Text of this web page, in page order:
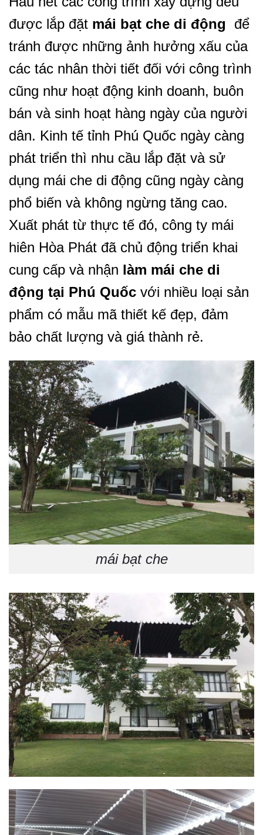
được lắp đặt mái bạt che di động
để
tránh được những ảnh hưởng xấu của
các tác nhân thời tiết đối với công trình
cũng như hoạt động kinh doanh, buôn
bán và sinh hoạt hàng ngày của người
dân. Kinh tế tỉnh Phú Quốc ngày càng
phát triển thì nhu cầu lắp đặt và sử
dụng mái che di động cũng ngày càng
phổ biến và không ngừng tăng cao.
Xuất phát từ thực tế đó, công ty mái
hiên Hòa Phát đã chủ động triển khai
cung cấp và nhận làm mái che di
động tại Phú Quốc với nhiều loại sản
phẩm có mẫu mã thiết kế đẹp, đảm
bảo chất lượng và giá thành rẻ.
mái bạt che